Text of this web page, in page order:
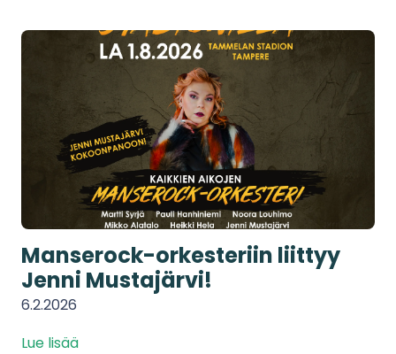
Manserock-orkesteriin liittyy
Jenni Mustajärvi!
6.2.2026
Lue lisää